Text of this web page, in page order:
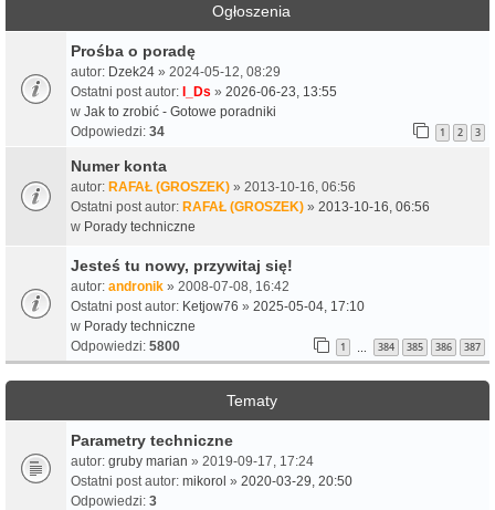
Ogłoszenia
Prośba o poradę
autor: Dzek24 » 2024-05-12, 08:29
Ostatni post autor: I_Ds » 2026-06-23, 13:55
w Jak to zrobić - Gotowe poradniki
Odpowiedzi: 34 1 2 3
Numer konta
autor: RAFAŁ (GROSZEK) » 2013-10-16, 06:56
Ostatni post autor: RAFAŁ (GROSZEK) » 2013-10-16, 06:56
w Porady techniczne
Jesteś tu nowy, przywitaj się!
autor: andronik » 2008-07-08, 16:42
Ostatni post autor: Ketjow76 » 2025-05-04, 17:10
w Porady techniczne
Odpowiedzi: 5800 1 384 385 386 387
Tematy
Parametry techniczne
autor: gruby marian » 2019-09-17, 17:24
Ostatni post autor: mikorol » 2020-03-29, 20:50
Odpowiedzi: 3